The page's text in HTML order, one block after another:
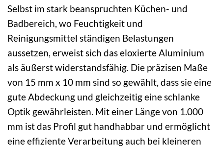
Selbst im stark beanspruchten Küchen- und
Badbereich, wo Feuchtigkeit und
Reinigungsmittel ständigen Belastungen
aussetzen, erweist sich das eloxierte Aluminium
als äußerst widerstandsfähig. Die präzisen Maße
von 15 mm x 10 mm sind so gewählt, dass sie eine
gute Abdeckung und gleichzeitig eine schlanke
Optik gewährleisten. Mit einer Länge von 1.000
mm ist das Profil gut handhabbar und ermöglicht
eine effiziente Verarbeitung auch bei kleineren